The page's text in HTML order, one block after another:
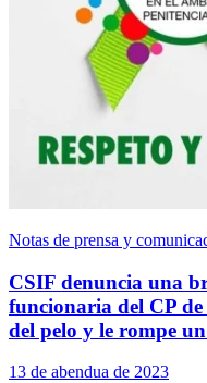
Notas de prensa y
CSIF denuncia una
funcionaria del CP
del pelo y le rompe
13 de abendua de 2023